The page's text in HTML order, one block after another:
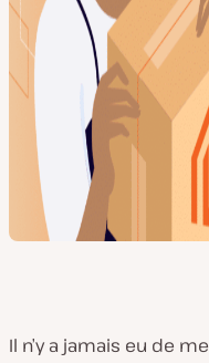
Il n’y a jamais eu de